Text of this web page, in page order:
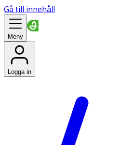
Gå till innehåll
Meny
Logga in